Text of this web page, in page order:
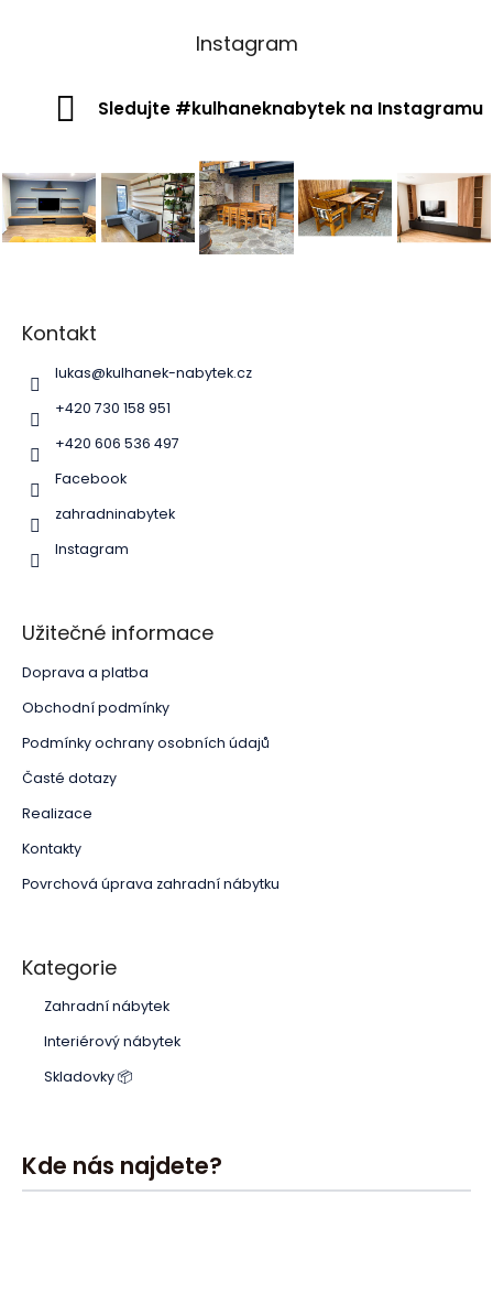
c
í
r
y
v
ý
p
i
v
n
í
Instagram
Sledujte #kulhaneknabytek na Instagramu
Kontakt
lukas@kulhanek-nabytek.cz
+420 730 158 951
+420 606 536 497
Facebook
zahradninabytek
Instagram
Užitečné informace
Doprava a platba
Obchodní podmínky
Podmínky ochrany osobních údajů
Časté dotazy
Realizace
Kontakty
Povrchová úprava zahradní nábytku
Kategorie
Zahradní nábytek
Interiérový nábytek
Skladovky 📦
Kde nás najdete?